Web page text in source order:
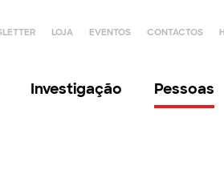
LOJA EVENTOS CONTACTOS
Investigação Pessoas